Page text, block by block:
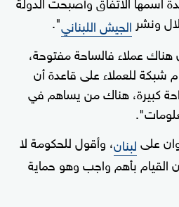
ونشر الجيش اللبناني".
هناك عملاء فالساحة مفتوحة،
شبكة للعملاء على قاعدة أن
كبيرة، هناك من يساهم في
علىلبنان، وأقول للحكومة لا
بأهم واجب وهو حماية